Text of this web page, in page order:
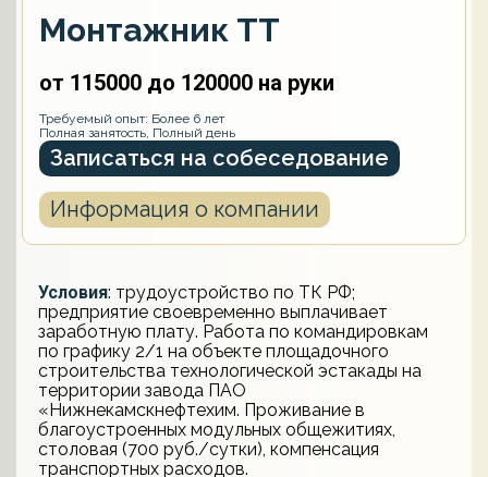
Монтажник ТТ
от 115000 до 120000 на руки
Требуемый опыт: Более 6 лет
Полная занятость, Полный день
Записаться на собеседование
Информация о компании
Условия: трудоустройство по ТК РФ;
предприятие своевременно выплачивает
заработную плату. Работа по командировкам
по графику 2/1 на объекте площадочного
строительства технологической эстакады на
территории завода ПАО
«Нижнекамскнефтехим. Проживание в
благоустроенных модульных общежитиях,
столовая (700 руб./сутки), компенсация
транспортных расходов.